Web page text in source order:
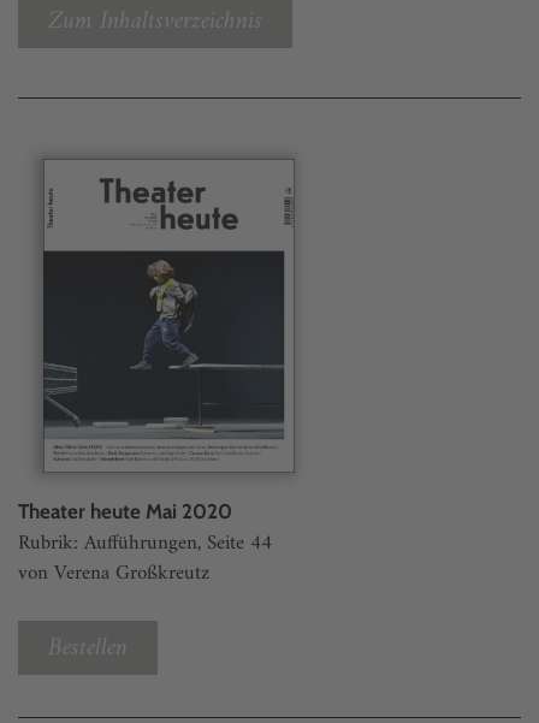
Zum Inhaltsverzeichnis
Theater heute Mai 2020
Rubrik: Aufführungen, Seite 44
von Verena Großkreutz
Bestellen